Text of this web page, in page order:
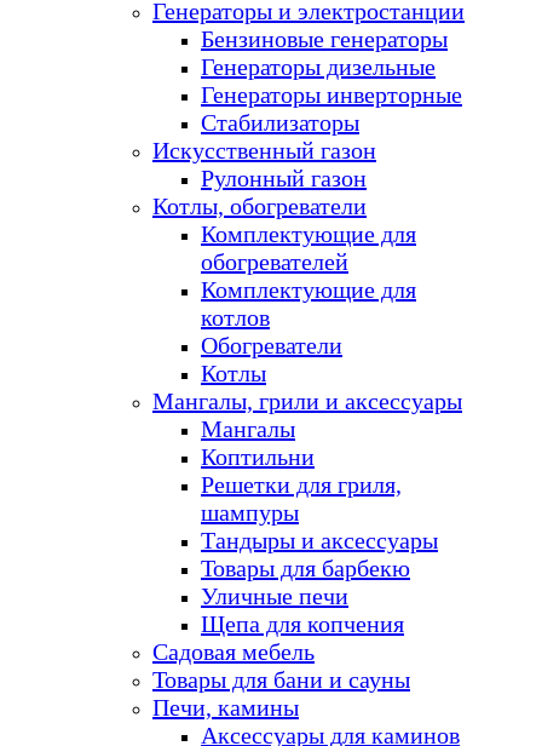
Генераторы и электростанции
Бензиновые генераторы
Генераторы дизельные
Генераторы инверторные
Стабилизаторы
Искусственный газон
Рулонный газон
Котлы, обогреватели
Комплектующие для
обогревателей
Комплектующие для
котлов
Обогреватели
Котлы
Мангалы, грили и аксессуары
Мангалы
Коптильни
Решетки для гриля,
шампуры
Тандыры и аксессуары
Товары для барбекю
Уличные печи
Щепа для копчения
Садовая мебель
Товары для бани и сауны
Печи, камины
Аксессуары для каминов